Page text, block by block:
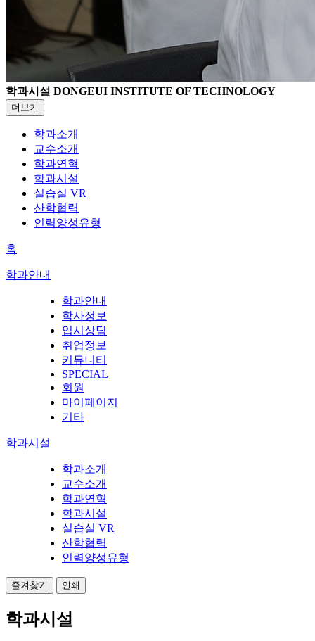
학과시설 DONGEUI INSTITUTE OF TECHNOLOGY
더보기
학과소개
교수소개
학과연혁
학과시설
실습실 VR
산학협력
인력양성유형
홈
학과안내
학과안내
학사정보
입시상담
취업정보
커뮤니티
SPECIAL
회원
마이페이지
기타
학과시설
학과소개
교수소개
학과연혁
학과시설
실습실 VR
산학협력
인력양성유형
즐겨찾기 인쇄
학과시설